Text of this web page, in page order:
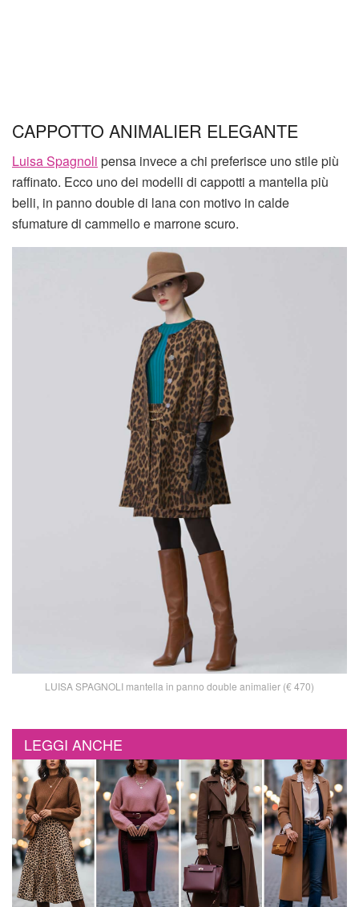
CAPPOTTO ANIMALIER ELEGANTE
Luisa Spagnoli pensa invece a chi preferisce uno stile più
raffinato. Ecco uno dei modelli di cappotti a mantella più
belli, in panno double di lana con motivo in calde
sfumature di cammello e marrone scuro.
LUISA SPAGNOLI mantella in panno double animalier (€ 470)
LEGGI ANCHE